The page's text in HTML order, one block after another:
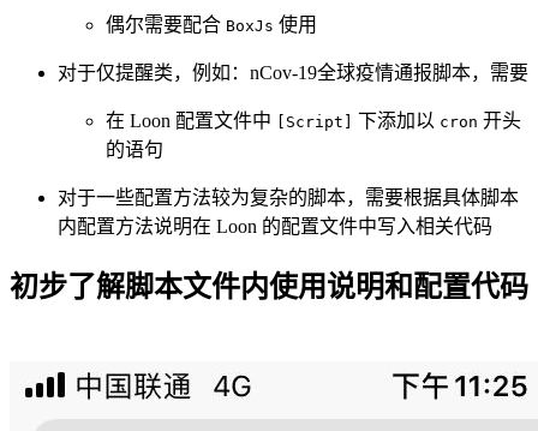
偶尔需要配合 BoxJs 使用
对于仅提醒类，例如：nCov-19全球疫情通报脚本，需要
在 Loon 配置文件中 [Script] 下添加以 cron 开头
的语句
对于一些配置方法较为复杂的脚本，需要根据具体脚本
内配置方法说明在 Loon 的配置文件中写入相关代码
初步了解脚本文件内使用说明和配置代码